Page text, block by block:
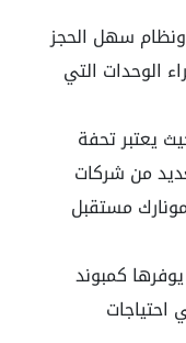
سهل الحجز
الوحدات التي
يعتبر تحفة
من شركات
مونارك مستقبل
كمبوند
احتياجات